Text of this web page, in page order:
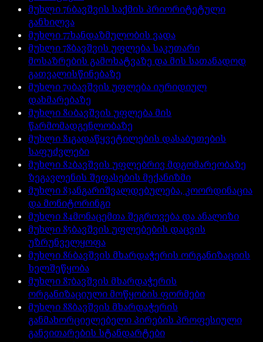
მუხლი76ბავშვის საქმის პრიორიტეტული
განხილვა
მუხლი77ხანდაზმულობის ვადა
მუხლი78ბავშვის უფლება საკუთარი
მოსაზრების გამოხატვაზე და მის სათანადოდ
გათვალისწინებაზე
მუხლი79ბავშვის უფლება იურიდიულ
დახმარებაზე
მუხლი 80ბავშვის უფლება მის
წარმომადგენლობაზე
მუხლი 81გადაწყვეტილების დასაბუთების
საფუძვლები
მუხლი 82ბავშვის უფლებრივ მდგომარეობაზე
ზეგავლენის შეფასების მექანიზმი
მუხლი 83ანგარიშვალდებულება, კოორდინაცია
და მონიტორინგი
მუხლი 84მონაცემთა შეგროვება და ანალიზი
მუხლი 85ბავშვის უფლებების დაცვის
უზრუნველყოფა
მუხლი 86ბავშვის მხარდაჭერის ორგანიზაციის
ხელშეწყობა
მუხლი 87ბავშვის მხარდაჭერის
ორგანიზაციული მოწყობის ფორმები
მუხლი 88ბავშვის მხარდაჭერის
განმახორციელებელი პირების პროფესიული
განვითარების სტანდარტები